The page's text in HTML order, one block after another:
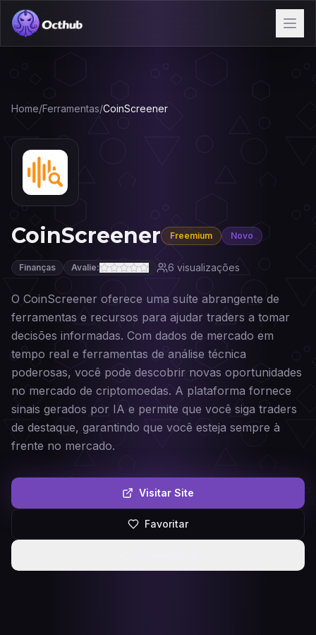
Home/Ferramentas/CoinScreener
CoinScreener Freemium Novo
Finanças Avalie: 6visualizações
O CoinScreener oferece uma suíte abrangente de
ferramentas e recursos para ajudar traders a tomar
decisões informadas. Com dados de mercado em
tempo real e ferramentas de análise técnica
poderosas, você pode descobrir novas oportunidades
no mercado de criptomoedas. A plataforma fornece
sinais gerados por IA e permite que você siga traders
de destaque, garantindo que você esteja sempre à
frente no mercado.
Visitar Site
Favoritar